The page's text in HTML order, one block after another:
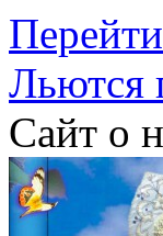
Льются
Сайт о